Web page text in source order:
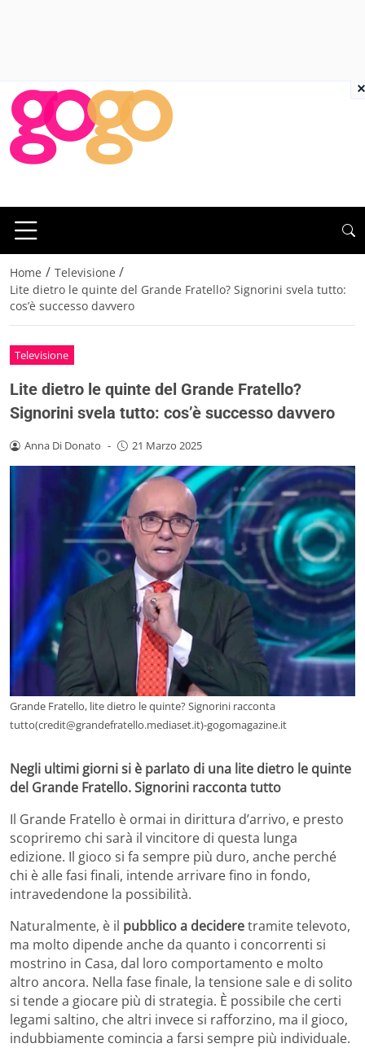
Home / Televisione /
Lite dietro le quinte del Grande Fratello? Signorini svela tutto:
cos’è successo davvero
Televisione
Lite dietro le quinte del Grande Fratello?
Signorini svela tutto: cos’è successo davvero
Anna Di Donato - 21 Marzo 2025
Grande Fratello, lite dietro le quinte? Signorini racconta
tutto(credit@grandefratello.mediaset.it)-gogomagazine.it
Negli ultimi giorni si è parlato di una lite dietro le quinte
del Grande Fratello. Signorini racconta tutto
Il Grande Fratello è ormai in dirittura d’arrivo, e presto
scopriremo chi sarà il vincitore di questa lunga
edizione. Il gioco si fa sempre più duro, anche perché
chi è alle fasi finali, intende arrivare fino in fondo,
intravedendone la possibilità.
Naturalmente, è il pubblico a decideretramite televoto,
ma molto dipende anche da quanto i concorrenti si
mostrino in Casa, dal loro comportamento e molto
altro ancora. Nella fase finale, la tensione sale e di solito
si tende a giocare più di strategia. È possibile che certi
legami saltino, che altri invece si rafforzino, ma il gioco,
indubbiamente comincia a farsi sempre più individuale.
×